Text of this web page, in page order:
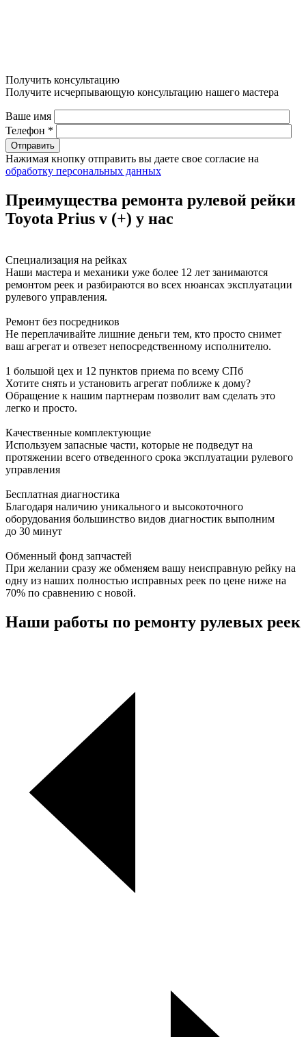
Получить консультацию
Получите исчерпывающую консультацию нашего мастера
Ваше имя
Телефон *
Нажимая кнопку отправить вы даете свое согласие на
обработку персональных данных
Преимущества ремонта рулевой рейки
Toyota Prius v (+) у нас
Специализация на рейках
Наши мастера и механики уже более 12 лет занимаются
ремонтом реек и разбираются во всех нюансах эксплуатации
рулевого управления.
Ремонт без посредников
Не переплачивайте лишние деньги тем, кто просто снимет
ваш агрегат и отвезет непосредственному исполнителю.
1 большой цех и 12 пунктов приема по всему СПб
Хотите снять и установить агрегат поближе к дому?
Обращение к нашим партнерам позволит вам сделать это
легко и просто.
Качественные комплектующие
Используем запасные части, которые не подведут на
протяжении всего отведенного срока эксплуатации рулевого
управления
Бесплатная диагностика
Благодаря наличию уникального и высокоточного
оборудования большинство видов диагностик выполним
до 30 минут
Обменный фонд запчастей
При желании сразу же обменяем вашу неисправную рейку на
одну из наших полностью исправных реек по цене ниже на
70% по сравнению с новой.
Наши работы по ремонту рулевых реек